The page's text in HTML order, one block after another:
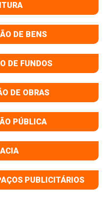
DE BENS
DE FUNDOS
DE OBRAS
PÚBLICA
PUBLICITÁRIOS